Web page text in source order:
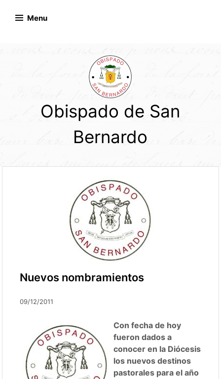
Menu
Obispado de San
Bernardo
Nuevos nombramientos
09/12/2011
Con fecha de hoy
fueron dados a
conocer en la Diócesis
los nuevos destinos
pastorales para el año